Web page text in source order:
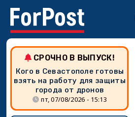
СРОЧНО В ВЫПУСК!
Кого в Севастополе готовы
взять на работу для защиты
города от дронов
пт, 07/08/2026 - 15:13